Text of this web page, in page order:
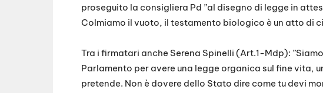
proseguito la consigliera Pd ”al disegno di legge in
Colmiamo il vuoto, il testamento biologico è un atto di
Tra i firmatari anche Serena Spinelli (Art.1-Mdp):
Parlamento per avere una legge organica sul fine vita,
pretende. Non è dovere dello Stato dire come tu devi